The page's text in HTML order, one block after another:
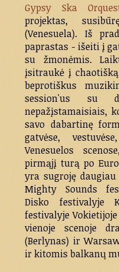
Gypsy Ska
projektas,
(Venesuela). Iš
paprastas - išeiti į
su žmonėmis.
įsitraukė į
beprotiškus
session'us su
nepažįstamaisiais,
savo dabartinę
gatvėse,
Venesuelos
pirmąjį turą po
yra sugroję daugiau
Mighty Sounds
Disko festivalyje
festivalyje
vienoje scenoje
(Berlynas) ir
ir kitomis balkanų